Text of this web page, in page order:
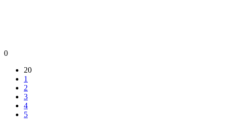
0
20
1
2
3
4
5